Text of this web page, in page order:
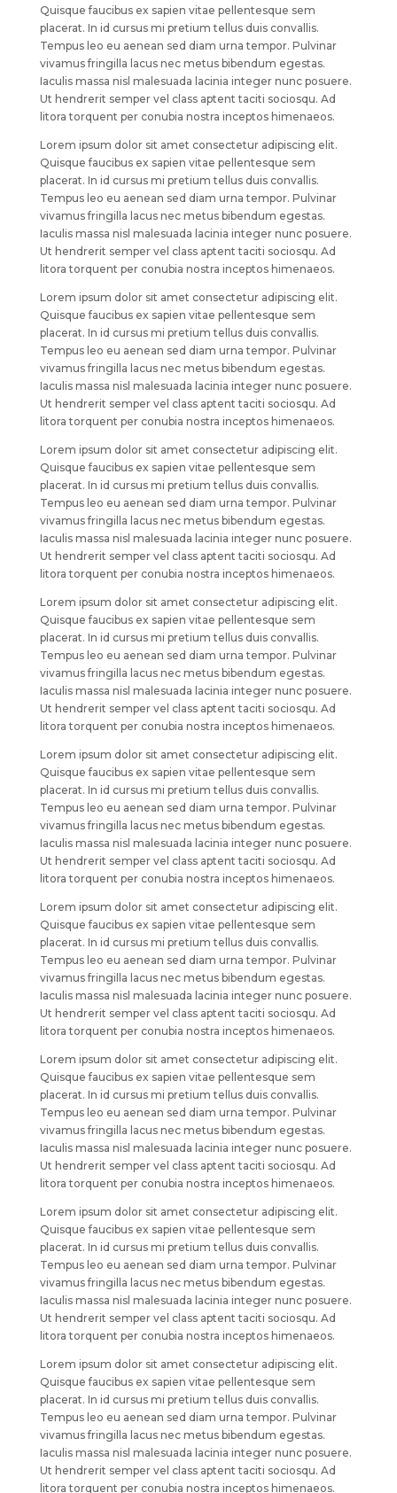
Quisque faucibus ex sapien vitae pellentesque sem
placerat. In id cursus mi pretium tellus duis convallis.
Tempus leo eu aenean sed diam urna tempor. Pulvinar
vivamus fringilla lacus nec metus bibendum egestas.
Iaculis massa nisl malesuada lacinia integer nunc posuere.
Ut hendrerit semper vel class aptent taciti sociosqu. Ad
litora torquent per conubia nostra inceptos himenaeos.
Lorem ipsum dolor sit amet consectetur adipiscing elit.
Quisque faucibus ex sapien vitae pellentesque sem
placerat. In id cursus mi pretium tellus duis convallis.
Tempus leo eu aenean sed diam urna tempor. Pulvinar
vivamus fringilla lacus nec metus bibendum egestas.
Iaculis massa nisl malesuada lacinia integer nunc posuere.
Ut hendrerit semper vel class aptent taciti sociosqu. Ad
litora torquent per conubia nostra inceptos himenaeos.
Lorem ipsum dolor sit amet consectetur adipiscing elit.
Quisque faucibus ex sapien vitae pellentesque sem
placerat. In id cursus mi pretium tellus duis convallis.
Tempus leo eu aenean sed diam urna tempor. Pulvinar
vivamus fringilla lacus nec metus bibendum egestas.
Iaculis massa nisl malesuada lacinia integer nunc posuere.
Ut hendrerit semper vel class aptent taciti sociosqu. Ad
litora torquent per conubia nostra inceptos himenaeos.
Lorem ipsum dolor sit amet consectetur adipiscing elit.
Quisque faucibus ex sapien vitae pellentesque sem
placerat. In id cursus mi pretium tellus duis convallis.
Tempus leo eu aenean sed diam urna tempor. Pulvinar
vivamus fringilla lacus nec metus bibendum egestas.
Iaculis massa nisl malesuada lacinia integer nunc posuere.
Ut hendrerit semper vel class aptent taciti sociosqu. Ad
litora torquent per conubia nostra inceptos himenaeos.
Lorem ipsum dolor sit amet consectetur adipiscing elit.
Quisque faucibus ex sapien vitae pellentesque sem
placerat. In id cursus mi pretium tellus duis convallis.
Tempus leo eu aenean sed diam urna tempor. Pulvinar
vivamus fringilla lacus nec metus bibendum egestas.
Iaculis massa nisl malesuada lacinia integer nunc posuere.
Ut hendrerit semper vel class aptent taciti sociosqu. Ad
litora torquent per conubia nostra inceptos himenaeos.
Lorem ipsum dolor sit amet consectetur adipiscing elit.
Quisque faucibus ex sapien vitae pellentesque sem
placerat. In id cursus mi pretium tellus duis convallis.
Tempus leo eu aenean sed diam urna tempor. Pulvinar
vivamus fringilla lacus nec metus bibendum egestas.
Iaculis massa nisl malesuada lacinia integer nunc posuere.
Ut hendrerit semper vel class aptent taciti sociosqu. Ad
litora torquent per conubia nostra inceptos himenaeos.
Lorem ipsum dolor sit amet consectetur adipiscing elit.
Quisque faucibus ex sapien vitae pellentesque sem
placerat. In id cursus mi pretium tellus duis convallis.
Tempus leo eu aenean sed diam urna tempor. Pulvinar
vivamus fringilla lacus nec metus bibendum egestas.
Iaculis massa nisl malesuada lacinia integer nunc posuere.
Ut hendrerit semper vel class aptent taciti sociosqu. Ad
litora torquent per conubia nostra inceptos himenaeos.
Lorem ipsum dolor sit amet consectetur adipiscing elit.
Quisque faucibus ex sapien vitae pellentesque sem
placerat. In id cursus mi pretium tellus duis convallis.
Tempus leo eu aenean sed diam urna tempor. Pulvinar
vivamus fringilla lacus nec metus bibendum egestas.
Iaculis massa nisl malesuada lacinia integer nunc posuere.
Ut hendrerit semper vel class aptent taciti sociosqu. Ad
litora torquent per conubia nostra inceptos himenaeos.
Lorem ipsum dolor sit amet consectetur adipiscing elit.
Quisque faucibus ex sapien vitae pellentesque sem
placerat. In id cursus mi pretium tellus duis convallis.
Tempus leo eu aenean sed diam urna tempor. Pulvinar
vivamus fringilla lacus nec metus bibendum egestas.
Iaculis massa nisl malesuada lacinia integer nunc posuere.
Ut hendrerit semper vel class aptent taciti sociosqu. Ad
litora torquent per conubia nostra inceptos himenaeos.
Lorem ipsum dolor sit amet consectetur adipiscing elit.
Quisque faucibus ex sapien vitae pellentesque sem
placerat. In id cursus mi pretium tellus duis convallis.
Tempus leo eu aenean sed diam urna tempor. Pulvinar
vivamus fringilla lacus nec metus bibendum egestas.
Iaculis massa nisl malesuada lacinia integer nunc posuere.
Ut hendrerit semper vel class aptent taciti sociosqu. Ad
litora torquent per conubia nostra inceptos himenaeos.